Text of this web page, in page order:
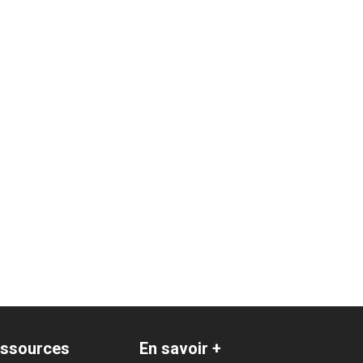
En savoir +